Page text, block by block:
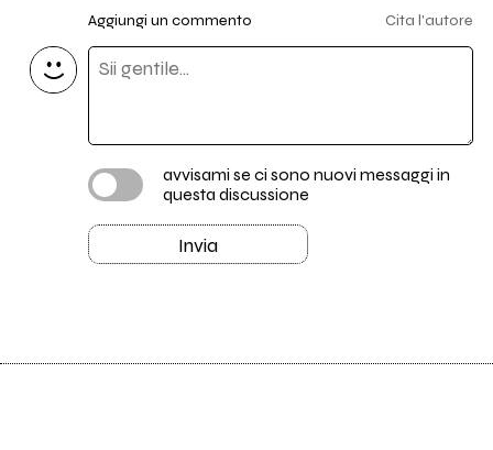
Aggiungi un commento Cita l'autore
avvisami se ci sono nuovi messaggi in
questa discussione
Invia